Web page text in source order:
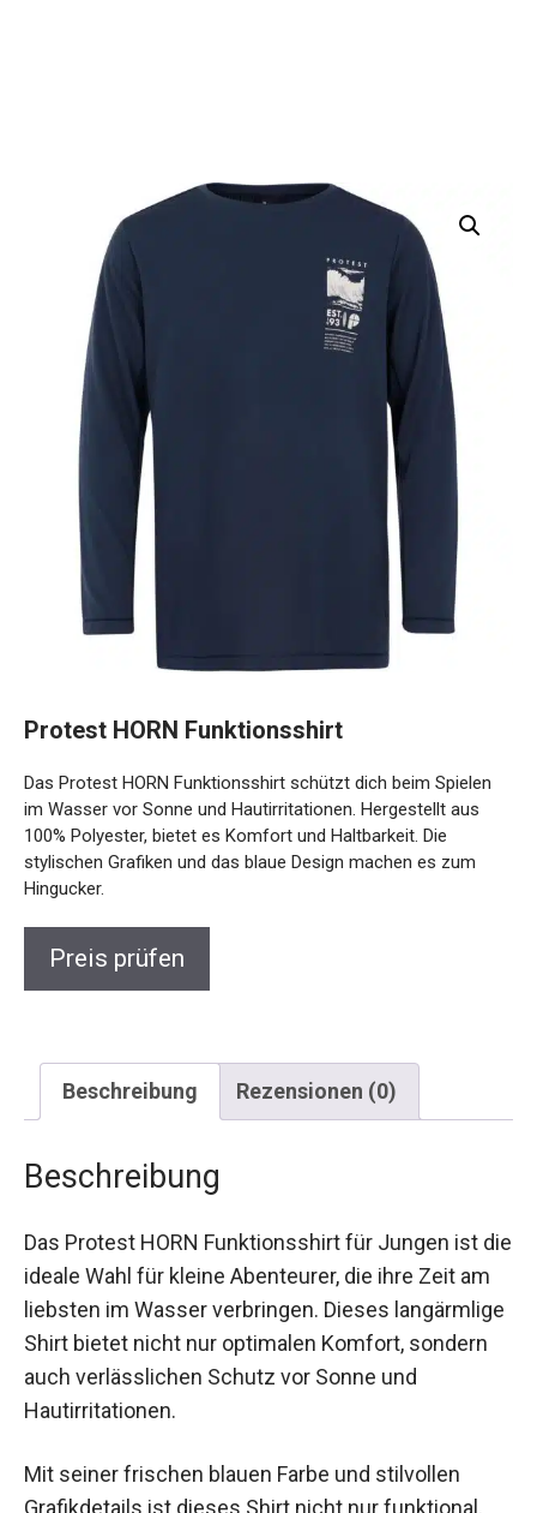
im Wasser vor Sonne und Hautirritationen. Hergestellt aus
100% Polyester, bietet es Komfort und Haltbarkeit. Die
stylischen Grafiken und das blaue Design machen es zum
Hingucker.
Beschreibung Rezensionen (0)
Beschreibung
die ideale Wahl für kleine Abenteurer, die ihre Zeit
am liebsten im Wasser verbringen. Dieses
langärmlige Shirt bietet nicht nur optimalen
Komfort, sondern auch verlässlichen Schutz vor
Sonne und Hautirritationen.
Grafikdetails ist dieses Shirt nicht nur funktional,